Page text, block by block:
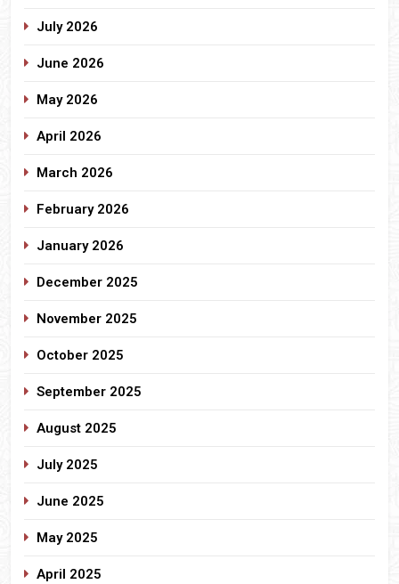
July 2026
June 2026
May 2026
April 2026
March 2026
February 2026
January 2026
December 2025
November 2025
October 2025
September 2025
August 2025
July 2025
June 2025
May 2025
April 2025